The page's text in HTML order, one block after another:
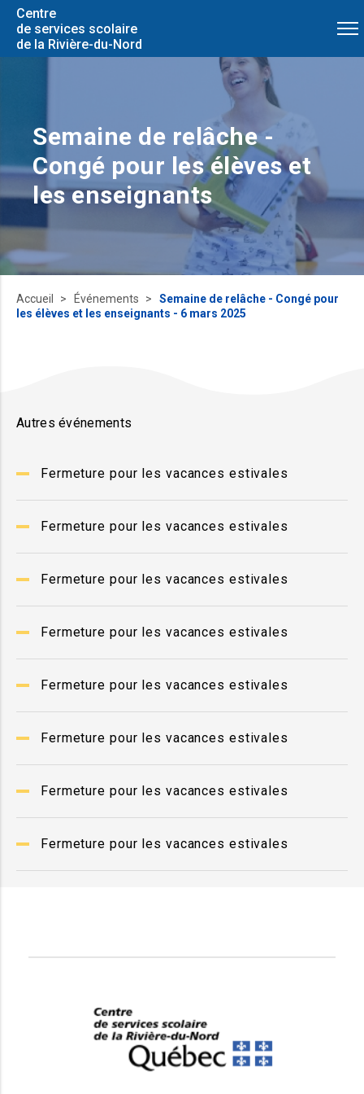
Centre
de services scolaire
de la Rivière-du-Nord
Semaine de relâche -
Congé pour les élèves et
les enseignants
Autres événements
Fermeture pour les vacances estivales
Fermeture pour les vacances estivales
Fermeture pour les vacances estivales
Fermeture pour les vacances estivales
Fermeture pour les vacances estivales
Fermeture pour les vacances estivales
Fermeture pour les vacances estivales
Fermeture pour les vacances estivales
Accueil Événements
Semaine de relâche - Congé pour
les élèves et les enseignants - 6 mars 2025